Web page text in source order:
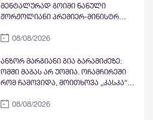
მენტალურად გოიმი ნანული
ჟორჟოლიანი პრემიერ-მინისტრ
შხამიან არსებას ჰგონია, რომ
ნაცჯალათ ერეკლე კოდუას ხანა
დადგება საქართველოში
08/08/2026
ანზორ მარგიანი გია ბარამიძეზე:
ომში მაგას არ უომია. ოჩამჩირეში
რომ ჩამოვიდა, მოითხოვა „კასკა“
დადიოდა, სურათებს იღებდა და
08/08/2026